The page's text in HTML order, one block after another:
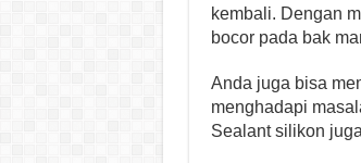
kembali. Dengan
bocor pada bak
Anda juga bisa
menghadapi
Sealant silikon